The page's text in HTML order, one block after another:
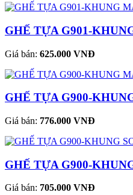
GHẾ TỰA G901-
Giá bán: 625.000 VNĐ
GHẾ TỰA G900-
Giá bán: 776.000 VNĐ
GHẾ TỰA G900-
Giá bán: 705.000 VNĐ